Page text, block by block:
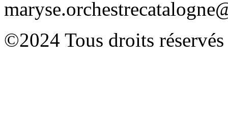
©2024 Tous droits